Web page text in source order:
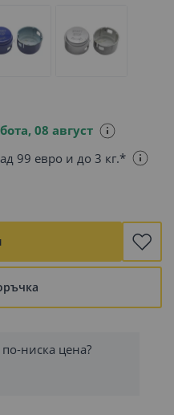
08 август
99 евро и до 3 кг.*
ниска цена?